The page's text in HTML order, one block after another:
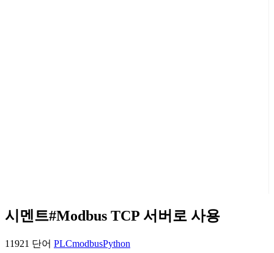
시멘트#Modbus TCP 서버로 사용
11921 단어 PLCmodbusPython